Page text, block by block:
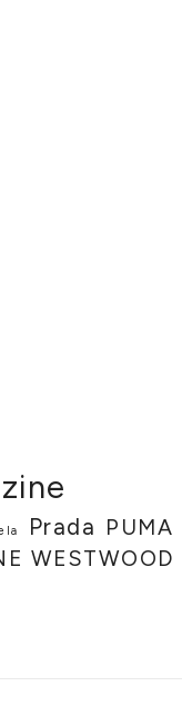
Prada PUMA
WESTWOOD